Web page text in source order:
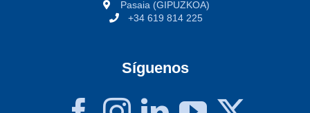
Pasaia (GIPUZKOA)
+34 619 814 225
Síguenos